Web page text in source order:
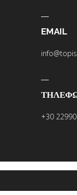
EMAIL
+30